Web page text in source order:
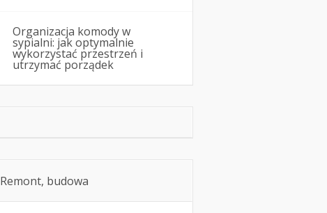
Organizacja komody w
sypialni: jak optymalnie
wykorzystać przestrzeń i
utrzymać porządek
Remont, budowa